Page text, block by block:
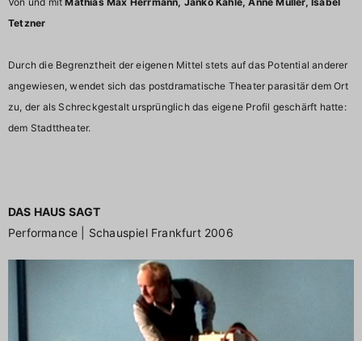
Tetzner
Durch die Begrenztheit der eigenen Mittel stets auf das Potential anderer
angewiesen, wendet sich das postdramatische Theater parasitär dem Ort
zu, der als Schreckgestalt ursprünglich das eigene Profil geschärft hatte:
dem Stadttheater.
DAS HAUS SAGT
Performance | Schauspiel Frankfurt 2006